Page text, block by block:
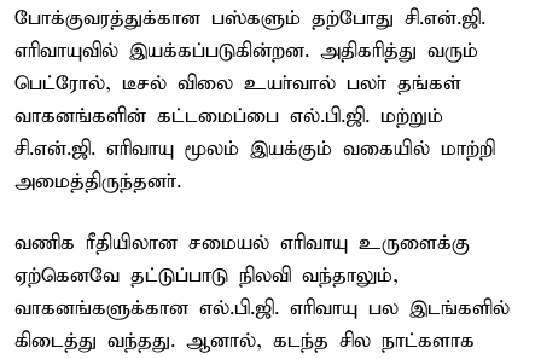
போக்குவரத்துக்கான பஸ்களும் தற்போது சி.என்.ஜி.
எரிவாயுவில் இயக்கப்படுகின்றன. அதிகரித்து வரும்
பெட்ரோல், டீசல் விலை உயா்வால் பலா் தங்கள்
வாகனங்களின் கட்டமைப்பை எல்.பி.ஜி. மற்றும்
சி.என்.ஜி. எரிவாயு மூலம் இயக்கும் வகையில் மாற்றி
அமைத்திருந்தனா்.
வணிக ரீதியிலான சமையல் எரிவாயு உருளைக்கு
ஏற்கெனவே தட்டுப்பாடு நிலவி வந்தாலும்,
வாகனங்களுக்கான எல்.பி.ஜி. எரிவாயு பல இடங்களில்
கிடைத்து வந்தது. ஆனால், கடந்த சில நாட்களாக